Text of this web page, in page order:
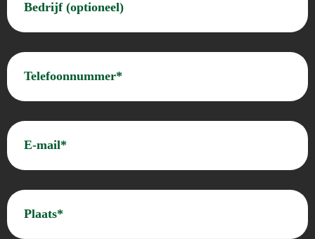
(optioneel)
(Vereist)
Telefoon
(Vereist)
E-
mailadres
(Vereist)
Plaats*